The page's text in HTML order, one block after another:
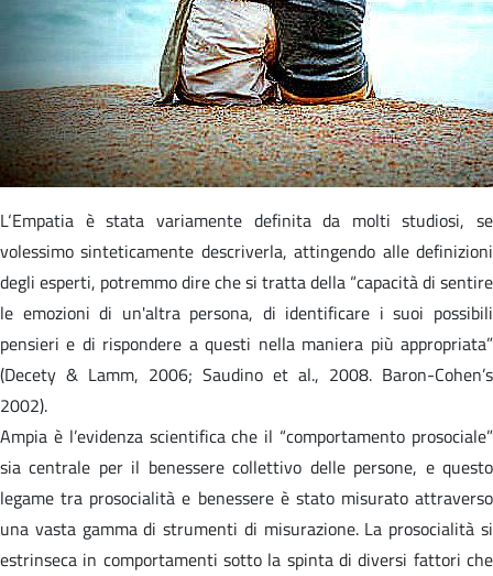
L‘Empatia è stata variamente definita da molti studiosi, se
volessimo sinteticamente descriverla, attingendo alle definizioni
degli esperti, potremmo dire che si tratta della “capacità di sentire
le emozioni di un'altra persona, di identificare i suoi possibili
pensieri e di rispondere a questi nella maniera più appropriata”
(Decety & Lamm, 2006; Saudino et al., 2008. Baron-Cohen’s
2002).
Ampia è l’evidenza scientifica che il “comportamento prosociale”
sia centrale per il benessere collettivo delle persone, e questo
legame tra prosocialità e benessere è stato misurato attraverso
una vasta gamma di strumenti di misurazione. La prosocialità si
estrinseca in comportamenti sotto la spinta di diversi fattori che